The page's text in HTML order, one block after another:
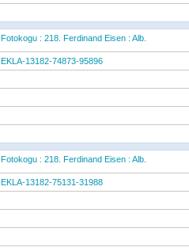
Fotokogu : 218. Ferdinand Eisen : Alb.
EKLA-13182-74873-95896
Fotokogu : 218. Ferdinand Eisen : Alb.
EKLA-13182-75131-31988